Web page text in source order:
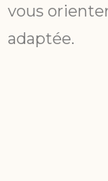
vous
adaptée.